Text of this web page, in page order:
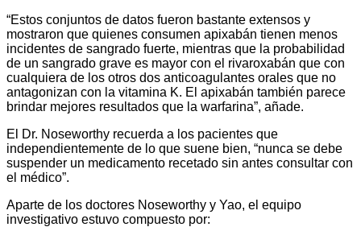
“Estos conjuntos de datos fueron bastante extensos y
mostraron que quienes consumen apixabán tienen menos
incidentes de sangrado fuerte, mientras que la probabilidad
de un sangrado grave es mayor con el rivaroxabán que con
cualquiera de los otros dos anticoagulantes orales que no
antagonizan con la vitamina K. El apixabán también parece
brindar mejores resultados que la warfarina”, añade.
El Dr. Noseworthy recuerda a los pacientes que
independientemente de lo que suene bien, “nunca se debe
suspender un medicamento recetado sin antes consultar con
el médico”.
Aparte de los doctores Noseworthy y Yao, el equipo
investigativo estuvo compuesto por: